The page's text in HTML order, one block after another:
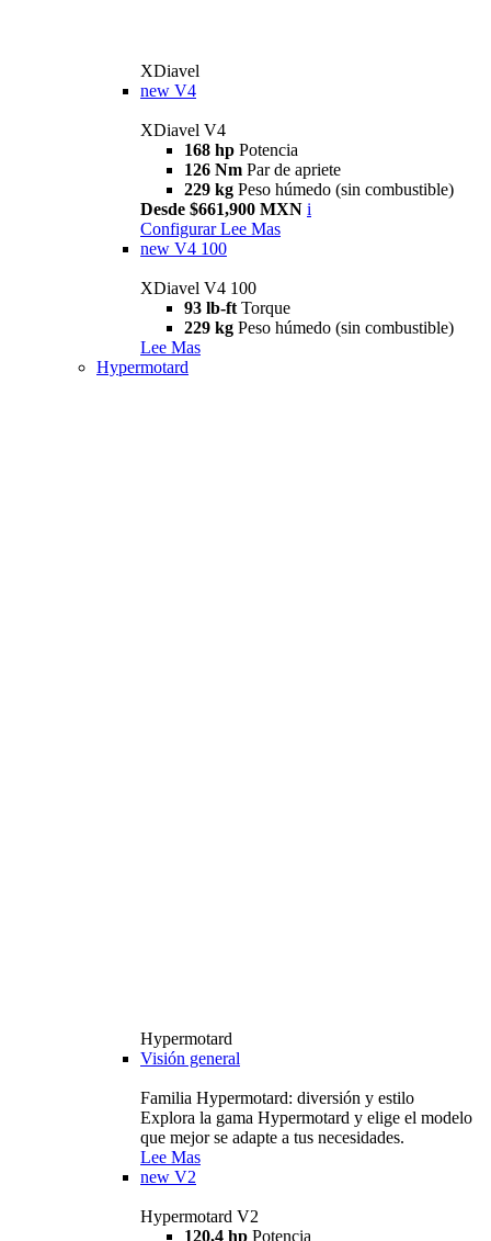
XDiavel
new V4
XDiavel V4
168 hp Potencia
126 Nm Par de apriete
229 kg Peso húmedo (sin combustible)
Desde $661,900 MXN i
Configurar Lee Mas
new V4 100
XDiavel V4 100
93 lb-ft Torque
229 kg Peso húmedo (sin combustible)
Lee Mas
Hypermotard
Hypermotard
Visión general
Familia Hypermotard: diversión y estilo
Explora la gama Hypermotard y elige el modelo
que mejor se adapte a tus necesidades.
Lee Mas
new V2
Hypermotard V2
120,4 hp Potencia